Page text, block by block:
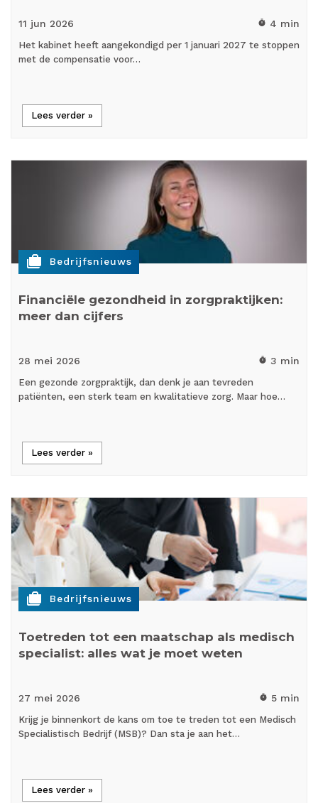
11 jun 2026 timer 4 min
Het kabinet heeft aangekondigd per 1 januari 2027 te stoppen
met de compensatie voor…
Lees verder »
cases Bedrijfsnieuws
Financiële gezondheid in zorgpraktijken:
meer dan cijfers
28 mei 2026 timer 3 min
Een gezonde zorgpraktijk, dan denk je aan tevreden
patiënten, een sterk team en kwalitatieve zorg. Maar hoe…
Lees verder »
cases Bedrijfsnieuws
Toetreden tot een maatschap als medisch
specialist: alles wat je moet weten
27 mei 2026 timer 5 min
Krijg je binnenkort de kans om toe te treden tot een Medisch
Specialistisch Bedrijf (MSB)? Dan sta je aan het…
Lees verder »